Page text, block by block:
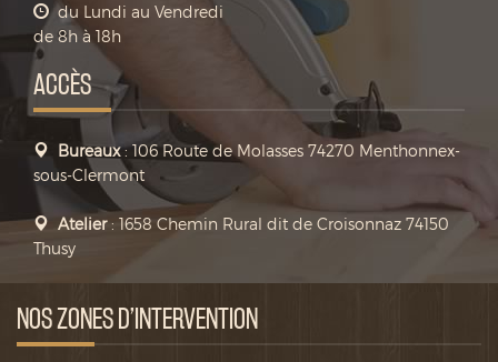
du Lundi au Vendredi
de 8h à 18h
ACCÈS
Bureaux: 106 Route de Molasses 74270 Menthonnex-
sous-Clermont
Atelier: 1658 Chemin Rural dit de Croisonnaz 74150
Thusy
NOS ZONES D’INTERVENTION